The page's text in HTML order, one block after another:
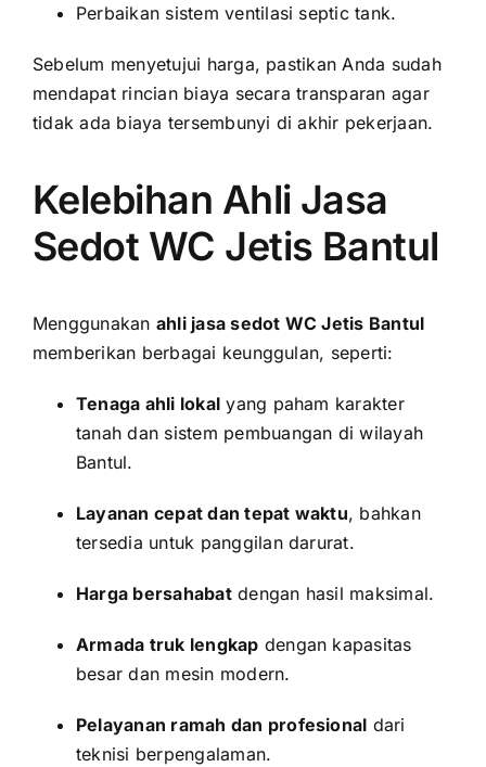
Perbaikan sistem ventilasi septic tank.
Sebelum menyetujui harga, pastikan Anda sudah
mendapat rincian biaya secara transparan agar
tidak ada biaya tersembunyi di akhir pekerjaan.
Kelebihan Ahli Jasa
Sedot WC Jetis Bantul
Menggunakan ahli jasa sedot WC Jetis Bantul
memberikan berbagai keunggulan, seperti:
Tenaga ahli lokal yang paham karakter
tanah dan sistem pembuangan di wilayah
Bantul.
Layanan cepat dan tepat waktu, bahkan
tersedia untuk panggilan darurat.
Harga bersahabatdengan hasil maksimal.
Armada truk lengkap dengan kapasitas
besar dan mesin modern.
Pelayanan ramah dan profesional dari
teknisi berpengalaman.